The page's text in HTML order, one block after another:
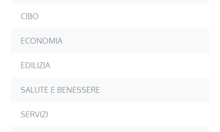
CIBO
ECONOMIA
EDILIZIA
SALUTE E BENESSERE
SERVIZI